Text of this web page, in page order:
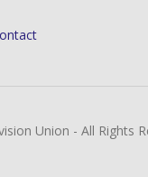
Union - All Rights